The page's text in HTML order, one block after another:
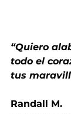
“Quiero
todo el
tus
Randall M.